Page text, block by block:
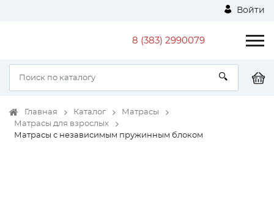
Войти
8 (383) 2990079
Главная Каталог
Матрасы
Матрасы для взрослых
Матрасы с независимым пружинным блоком